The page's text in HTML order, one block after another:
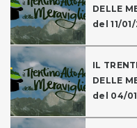
DELLE
del 11/
IL
DELLE
del 04/